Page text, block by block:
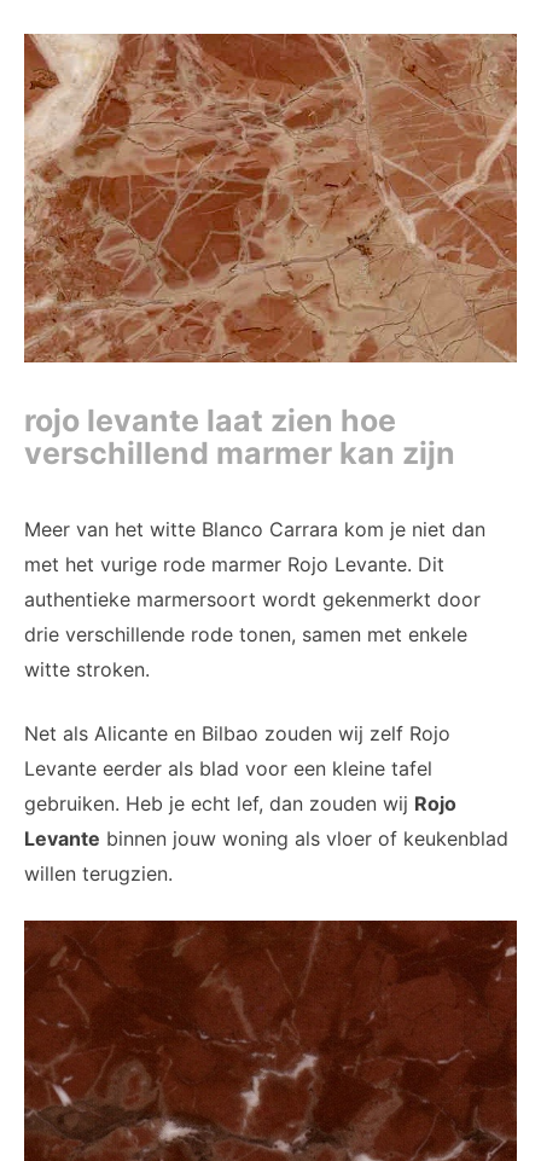
rojo levante laat zien hoe
verschillend marmer kan zijn
Meer van het witte Blanco Carrara kom je niet dan
met het vurige rode marmer Rojo Levante. Dit
authentieke marmersoort wordt gekenmerkt door
drie verschillende rode tonen, samen met enkele
witte stroken.
Net als Alicante en Bilbao zouden wij zelf Rojo
Levante eerder als blad voor een kleine tafel
gebruiken. Heb je echt lef, dan zouden wij Rojo
Levante binnen jouw woning als vloer of keukenblad
willen terugzien.